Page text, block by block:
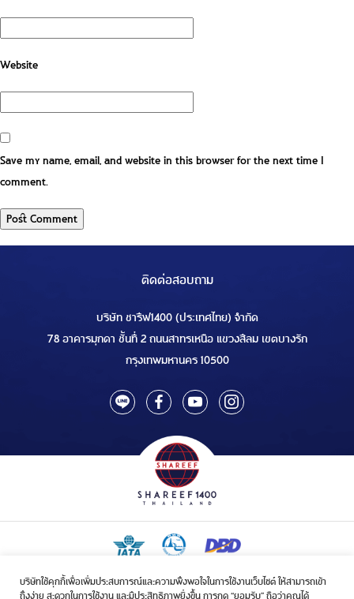
บริษัทใช้คุกกี้เพื่อเพิ่มประสบการณ์และความพึงพอใจในการใช้งานเว็บไซต์ ให้สามารถเข้า
ถึงง่าย สะดวกในการใช้งาน และมีประสิทธิภาพยิ่งขึ้น การกด “ยอมรับ” ถือว่าคุณได้
Website
Save my name, email, and website in this browser for the next time I
comment.
ติดต่อสอบถาม
บริษัท ชารีฟ1400 (ประเทศไทย) จำกัด
78 อาคารมุกดา ชั้นที่ 2 ถนนสาทรเหนือ แขวงสีลม เขตบางรัก
กรุงเทพมหานคร 10500
ใบอนุญาตเป็นผู้ประกอบกิจการรับจัดบริการขนส่งในกิจการฮัจย์เลขที่ 1/2568